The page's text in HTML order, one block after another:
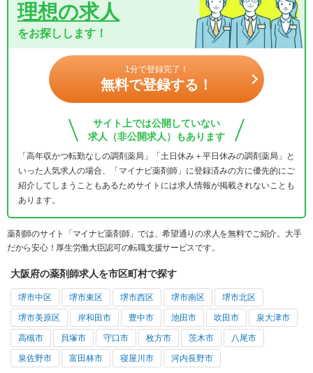
理想の求人
をお探しします！
1分で登録完了！
無料で登録する！
サイト上では公開していない
求人（非公開求人）もあります
「高年収かつ転勤なしの調剤薬局」「土日休み＋平日休みの調剤薬局」と
いった人気求人の場合、「マイナビ薬剤師」に登録済みの方に優先的にご
紹介してしまうこともあるためサイトには求人情報が掲載されないことも
あります。
薬剤師のサイト「マイナビ薬剤師」では、希望通りの求人を無料でご紹介。大手
だから安心！厚生労働大臣認可の転職支援サービスです。
大阪府の薬剤師求人を市区町村で探す
堺市中区 堺市東区 堺市西区 堺市南区 堺市北区
堺市美原区 岸和田市 豊中市 池田市 吹田市 泉大津市
高槻市 貝塚市 守口市 枚方市 茨木市 八尾市
泉佐野市 富田林市 寝屋川市 河内長野市